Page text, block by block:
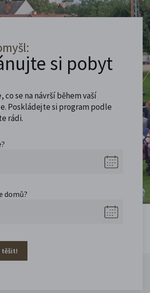
si pobyt
co se na návrší během vaší
Poskládejte si program podle
rádi.
domů?
těšit!